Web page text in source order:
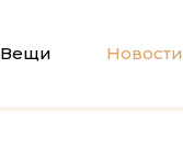
Вещи Новости